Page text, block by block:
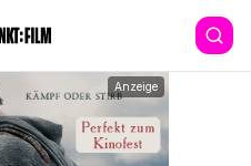
Anzeige